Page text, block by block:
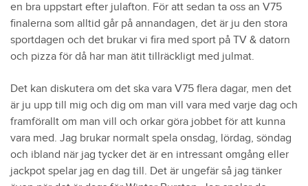
en bra uppstart efter julafton. För att sedan ta oss an V75
finalerna som alltid går på annandagen, det är ju den stora
sportdagen och det brukar vi fira med sport på TV & datorn
och pizza för då har man ätit tillräckligt med julmat.
Det kan diskutera om det ska vara V75 flera dagar, men det
är ju upp till mig och dig om man vill vara med varje dag och
framförallt om man vill och orkar göra jobbet för att kunna
vara med. Jag brukar normalt spela onsdag, lördag, söndag
och ibland när jag tycker det är en intressant omgång eller
jackpot spelar jag en dag till. Det är ungefär så jag tänker